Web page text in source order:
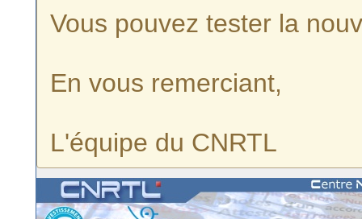
Vous pouvez tester la
En vous remerciant,
L'équipe du CNRTL